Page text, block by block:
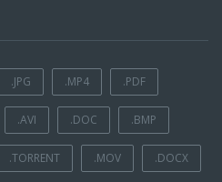
.JPG .MP4 .PDF
.AVI .DOC .BMP
.TORRENT .MOV .DOCX